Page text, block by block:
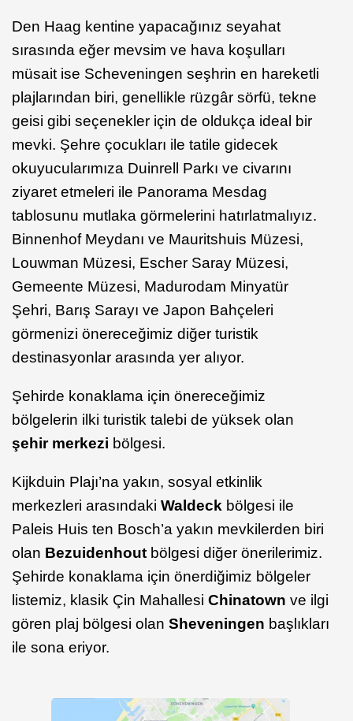
Den Haag kentine yapacağınız seyahat
sırasında eğer mevsim ve hava koşulları
müsait ise Scheveningen seşhrin en hareketli
plajlarından biri, genellikle rüzgâr sörfü, tekne
geisi gibi seçenekler için de oldukça ideal bir
mevki. Şehre çocukları ile tatile gidecek
okuyucularımıza Duinrell Parkı ve civarını
ziyaret etmeleri ile Panorama Mesdag
tablosunu mutlaka görmelerini hatırlatmalıyız.
Binnenhof Meydanı ve Mauritshuis Müzesi,
Louwman Müzesi, Escher Saray Müzesi,
Gemeente Müzesi, Madurodam Minyatür
Şehri, Barış Sarayı ve Japon Bahçeleri
görmenizi önereceğimiz diğer turistik
destinasyonlar arasında yer alıyor.
Şehirde konaklama için önereceğimiz
bölgelerin ilki turistik talebi de yüksek olan
şehir merkezi bölgesi.
Kijkduin Plajı’na yakın, sosyal etkinlik
merkezleri arasındaki Waldeck bölgesi ile
Paleis Huis ten Bosch’a yakın mevkilerden biri
olan Bezuidenhout bölgesi diğer önerilerimiz.
Şehirde konaklama için önerdiğimiz bölgeler
listemiz, klasik Çin Mahallesi Chinatown ve ilgi
gören plaj bölgesi olan Sheveningen başlıkları
ile sona eriyor.